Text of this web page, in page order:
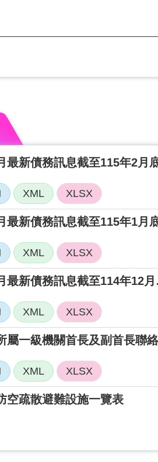
XML XLSX
XML XLSX
雲林
XML XLSX
XML XLSX
空疏散避難設施一覽表